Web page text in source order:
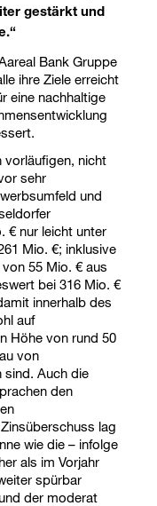
gestärkt und
Bank Gruppe
ihre Ziele erreicht
eine nachhaltige
vorläufigen, nicht
sehr
und
€ nur leicht unter
Mio. €; inklusive
55 Mio. € aus
bei 316 Mio. €
innerhalb des
auf
Höhe von rund 50
von
sind. Auch die
den
lag
wie die – infolge
als im Vorjahr
spürbar
der moderat